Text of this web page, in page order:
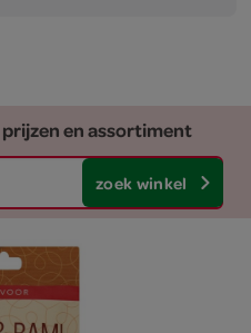
en assortiment
zoek winkel